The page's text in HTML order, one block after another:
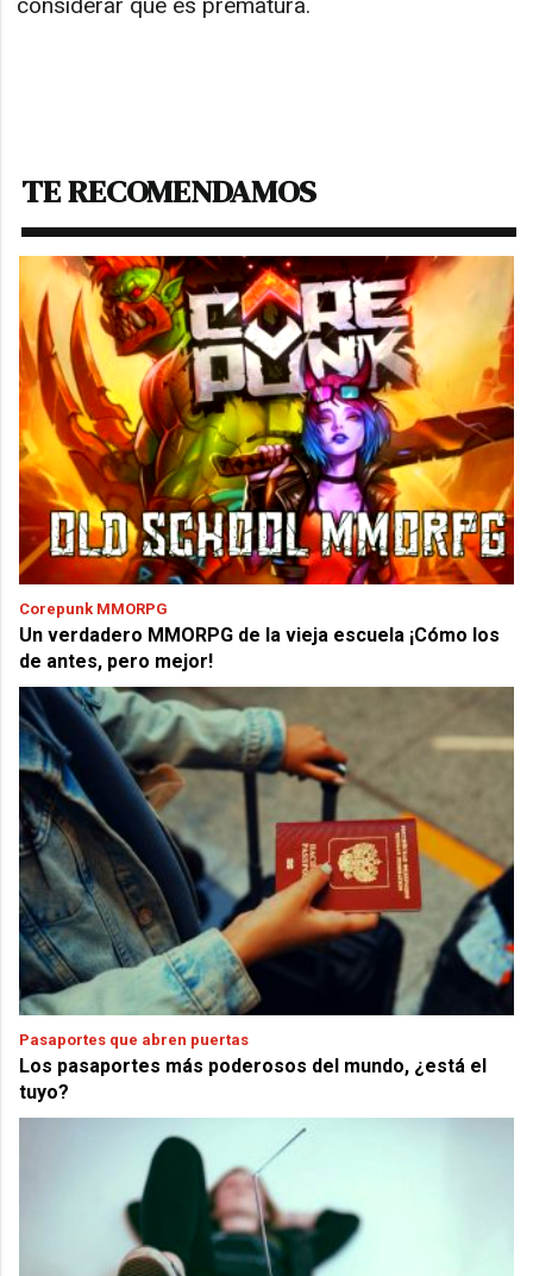
considerar que es prematura.
TE RECOMENDAMOS
Corepunk MMORPG
Un verdadero MMORPG de la vieja escuela ¡Cómo los
de antes, pero mejor!
Pasaportes que abren puertas
Los pasaportes más poderosos del mundo, ¿está el
tuyo?